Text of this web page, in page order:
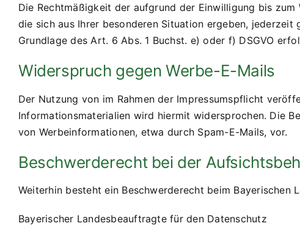
Die Rechtmäßigkeit der aufgrund der Einwilligung bis
die sich aus Ihrer besonderen Situation ergeben,
Grundlage des Art. 6 Abs. 1 Buchst. e) oder f) DSGVO
Widerspruch gegen Werbe-E-Mails
Der Nutzung von im Rahmen der Impressumspflicht
Informationsmaterialien wird hiermit widersprochen. Die
von Werbeinformationen, etwa durch Spam-E-Mails, vor.
Beschwerderecht bei der
Weiterhin besteht ein Beschwerderecht beim
Bayerischer Landesbeauftragte für den Datenschutz